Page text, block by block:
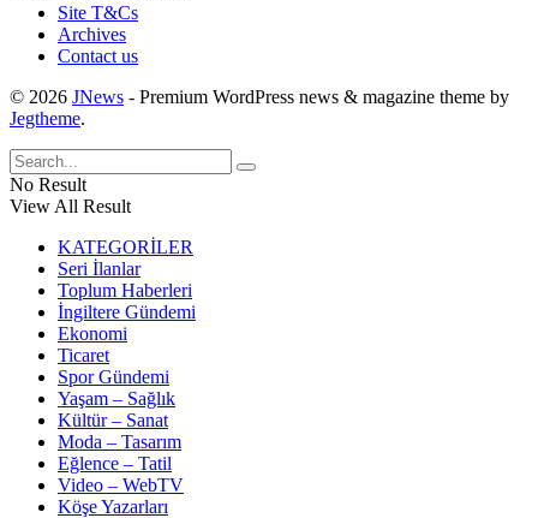
Site T&Cs
Archives
Contact us
© 2026 JNews - Premium WordPress news & magazine theme by
Jegtheme.
No Result
View All Result
KATEGORİLER
Seri İlanlar
Toplum Haberleri
İngiltere Gündemi
Ekonomi
Ticaret
Spor Gündemi
Yaşam – Sağlık
Kültür – Sanat
Moda – Tasarım
Eğlence – Tatil
Video – WebTV
Köşe Yazarları